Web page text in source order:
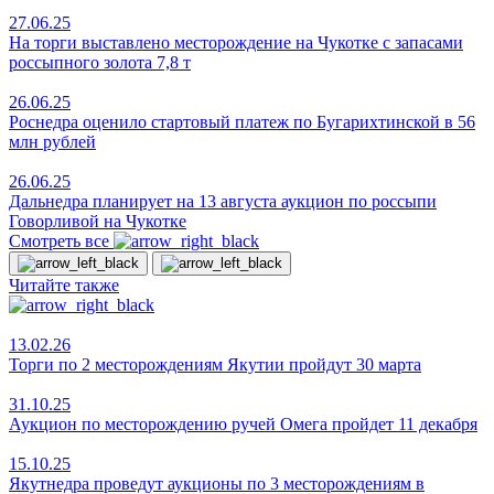
27.06.25
На торги выставлено месторождение на Чукотке с запасами
россыпного золота 7,8 т
26.06.25
Роснедра оценило стартовый платеж по Бугарихтинской в 56
млн рублей
26.06.25
Дальнедра планирует на 13 августа аукцион по россыпи
Говорливой на Чукотке
Смотреть все
Читайте также
13.02.26
Торги по 2 месторождениям Якутии пройдут 30 марта
31.10.25
Аукцион по месторождению ручей Омега пройдет 11 декабря
15.10.25
Якутнедра проведут аукционы по 3 месторождениям в